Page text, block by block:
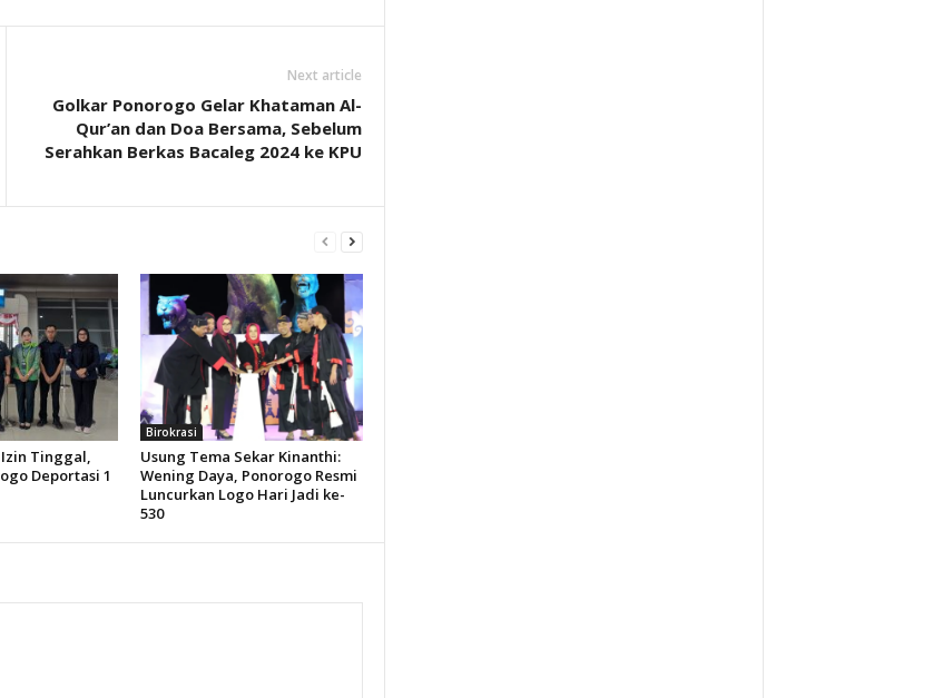
Next article
Golkar Ponorogo Gelar Khataman Al-
Qur’an dan Doa Bersama, Sebelum
Serahkan Berkas Bacaleg 2024 ke KPU
Tinggal,
Deportasi 1
Birokrasi
Usung Tema Sekar Kinanthi:
Wening Daya, Ponorogo Resmi
Luncurkan Logo Hari Jadi ke-
530